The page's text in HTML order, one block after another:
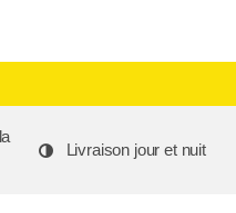
Livraison jour et nuit